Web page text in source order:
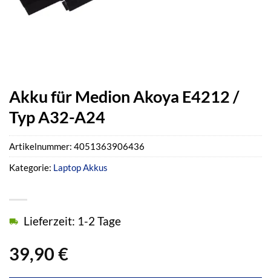
Akku für Medion Akoya E4212 /
Typ A32-A24
39,90 €
Lieferzeit: 1-2 Tage
Artikelnummer: 4051363906436
Kategorie: Laptop Akkus